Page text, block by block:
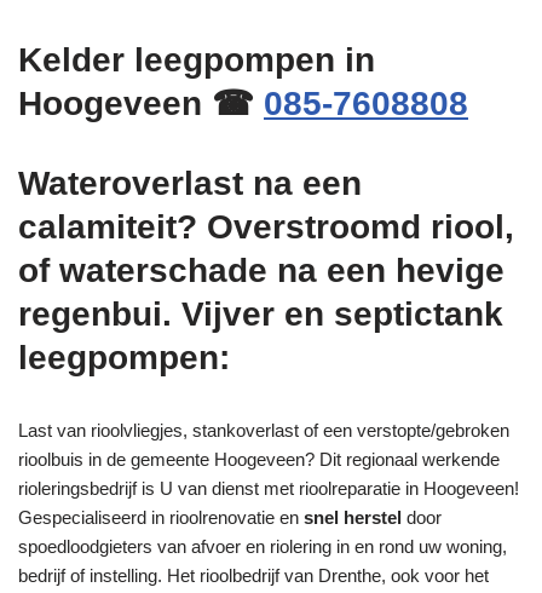
Kelder leegpompen in
Hoogeveen ☎ 085-7608808
Wateroverlast na een
calamiteit? Overstroomd riool,
of waterschade na een hevige
regenbui. Vijver en septictank
leegpompen:
Last van rioolvliegjes, stankoverlast of een verstopte/gebroken
rioolbuis in de gemeente Hoogeveen? Dit regionaal werkende
rioleringsbedrijf is U van dienst met rioolreparatie in Hoogeveen!
Gespecialiseerd in rioolrenovatie en snel herstel door
spoedloodgieters van afvoer en riolering in en rond uw woning,
bedrijf of instelling. Het rioolbedrijf van Drenthe, ook voor het